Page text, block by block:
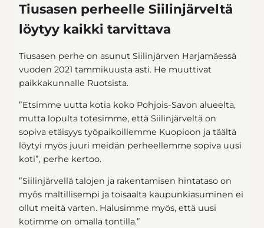
Tiusasen perheelle Siilinjärveltä
löytyy kaikki tarvittava
Tiusasen perhe on asunut Siilinjärven Harjamäessä
vuoden 2021 tammikuusta asti. He muuttivat
paikkakunnalle Ruotsista.
”Etsimme uutta kotia koko Pohjois-Savon alueelta,
mutta lopulta totesimme, että Siilinjärveltä on
sopiva etäisyys työpaikoillemme Kuopioon ja täältä
löytyi myös juuri meidän perheellemme sopiva uusi
koti”, perhe kertoo.
”Siilinjärvellä talojen ja rakentamisen hintataso on
myös maltillisempi ja toisaalta kaupunkiasuminen ei
ollut meitä varten. Halusimme myös, että uusi
kotimme on omalla tontilla.”